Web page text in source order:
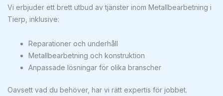
Vi erbjuder ett brett utbud av tjänster inom Metallbearbetning i
Tierp, inklusive:
Reparationer och underhåll
Metallbearbetning och konstruktion
Anpassade lösningar för olika branscher
Oavsett vad du behöver, har vi rätt expertis för jobbet.